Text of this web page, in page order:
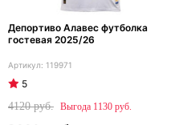
Депортиво Алавес футболка
гостевая 2025/26
119971
5
4120
1130